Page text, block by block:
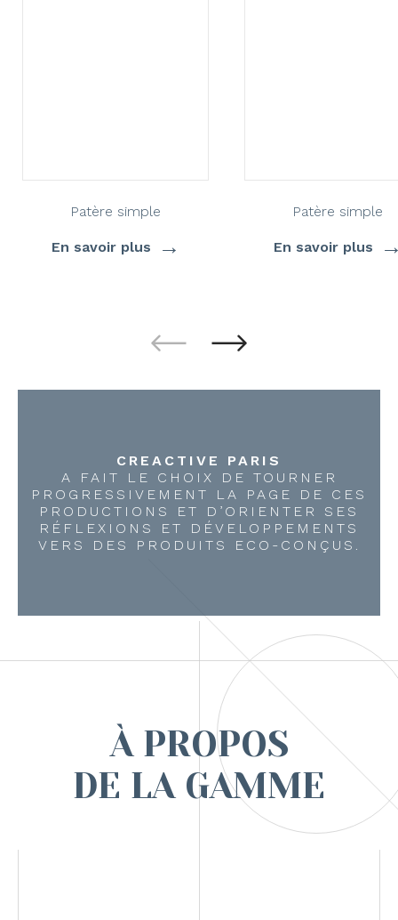
Patère simple
En savoir plus →
Patère simple
En savoir plus
CREACTIVE PARIS
A FAIT LE CHOIX DE TOURNER
PROGRESSIVEMENT LA PAGE DE CES
PRODUCTIONS ET D’ORIENTER SES
RÉFLEXIONS ET DÉVELOPPEMENTS
VERS DES PRODUITS ECO-CONÇUS.
À PROPOS
DE LA GAMME